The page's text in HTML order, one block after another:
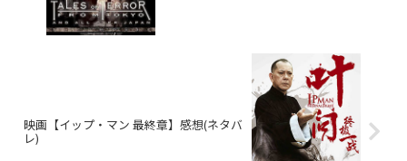
映画【イップ・マン 最終章】感想(ネタバ
レ)